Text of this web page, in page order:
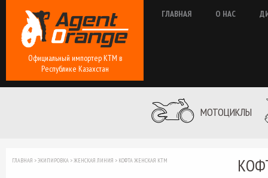
Официальный импортер КТМ в
Республике Казахстан
ГЛАВНАЯ О НАС
МОТОЦИКЛЫ
ГЛАВНАЯ >ЭКИПИРОВКА >ЖЕНСКАЯ ЛИНИЯ > КОФТА ЖЕНСКАЯ КТМ